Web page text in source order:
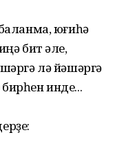
юғиһә
бит әле,
лә йәшәргә
инде...